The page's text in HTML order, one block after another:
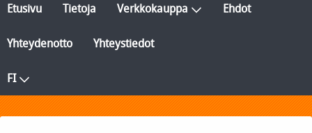
Etusivu Tietoja Verkkokauppa Ehdot
Yhteydenotto Yhteystiedot
FI